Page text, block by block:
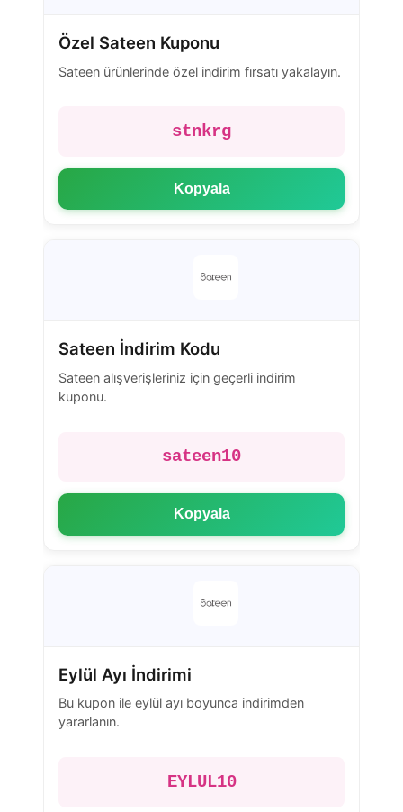
Özel Sateen Kuponu
Sateen ürünlerinde özel indirim fırsatı yakalayın.
stnkrg
Kopyala
Sateen İndirim Kodu
Sateen alışverişleriniz için geçerli indirim
kuponu.
sateen10
Kopyala
Eylül Ayı İndirimi
Bu kupon ile eylül ayı boyunca indirimden
yararlanın.
EYLUL10